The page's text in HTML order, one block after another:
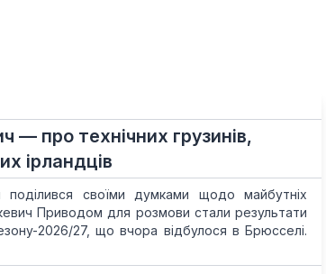
— про технічних грузинів,
ірландців
поділився своїми думками щодо майбутніх
Приводом для розмови стали результати
2026/27, що вчора відбулося в Брюсселі.